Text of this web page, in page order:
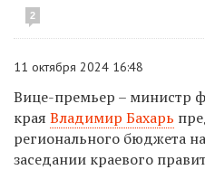
2
11 октября 2024 16:48
Вице-премьер – министр
края Владимир Бахарь
регионального бюджета
заседании краевого